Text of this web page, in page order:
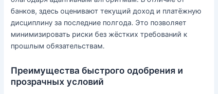
банков, здесь оценивают текущий доход и платёжную
дисциплину за последние полгода. Это позволяет
минимизировать риски без жёстких требований к
прошлым обязательствам.
Преимущества быстрого одобрения и
прозрачных условий